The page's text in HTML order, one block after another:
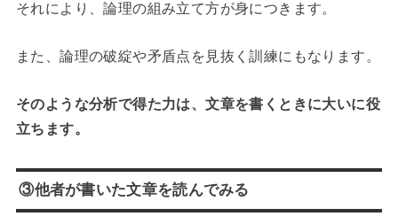
それにより、論理の組み立て方が身につきます。
また、論理の破綻や矛盾点を見抜く訓練にもなります。
そのような分析で得た力は、文章を書くときに大いに役
立ちます。
③他者が書いた文章を読んでみる